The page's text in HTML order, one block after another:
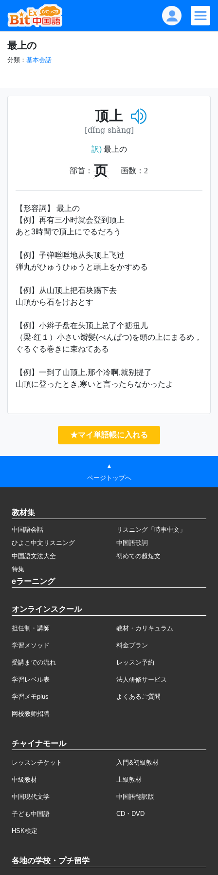
最上の
分類： 基本会話
顶上
[dǐng shàng]
訳)最上の
部首： 页 画数： 2
【形容詞】 最上の
【例】再有三小时就会登到顶上
あと3時間で頂上にでるだろう
【例】子弹咝咝地从头顶上飞过
弾丸がひゅうひゅうと頭上をかすめる
【例】从山顶上把石块踢下去
山頂から石をけおとす
【例】小辫子盘在头顶上总了个搪扭儿
（梁·红１）小さい辮髪(べんぱつ)を頭の上にまるめ，
ぐるぐる巻きに束ねてある
【例】一到了山顶上,那个冷啊,就别提了
山頂に登ったとき,寒いと言ったらなかったよ
★マイ単語帳に入れる
▲
ページトップへ
教材集
中国語会話
リスニング「時事中文」
ひよこ中文リスニング
中国語歌詞
中国語文法大全
初めての超短文
特集
eラーニング
オンラインスクール
担任制・講師 教材・カリキュラム
学習メソッド 料金プラン
受講までの流れ レッスン予約
学習レベル表 法人研修サービス
学習メモplus よくあるご質問
网校教师招聘
チャイナモール
レッスンチケット 入門&初級教材
中級教材 上級教材
中国現代文学 中国語翻訳版
子ども中国語 CD・DVD
HSK検定
各地の学校・プチ留学